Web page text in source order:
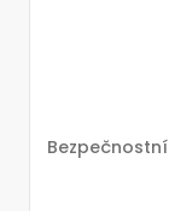
Bezpečnostní